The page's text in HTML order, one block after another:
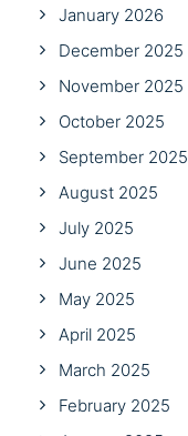
January 2026
December 2025
November 2025
October 2025
September 2025
August 2025
July 2025
June 2025
May 2025
April 2025
March 2025
February 2025